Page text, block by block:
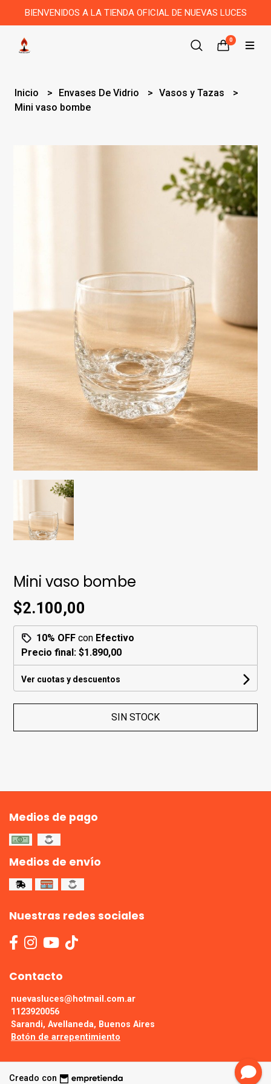
BIENVENIDOS A LA TIENDA OFICIAL DE NUEVAS LUCES
0
Inicio Envases De Vidrio
Vasos y Tazas
Mini vaso bombe
Mini vaso bombe
$2.100,00
10% OFF con Efectivo
Precio final:$1.890,00
Ver cuotas y descuentos
SIN STOCK
Medios de pago
Medios de envío
Nuestras redes sociales
Contacto
nuevasluces@hotmail.com.ar
1123920056
Sarandi, Avellaneda, Buenos Aires
Botón de arrepentimiento
Creado con